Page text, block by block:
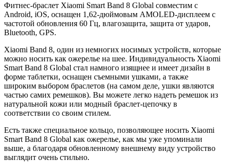
Фитнес-браслет Xiaomi Smart Band 8 Global совместим с
Android, iOS, оснащен 1,62-дюймовым AMOLED-дисплеем с
частотой обновления 60 Гц, влагозащита, защита от ударов,
Bluetooth, GPS.
Xiaomi Band 8, один из немногих носимых устройств, которые
можно носить как ожерелье на шее. Индивидуальность Xiaomi
Smart Band 8 Global стал намного изящнее и имеет дизайн в
форме таблетки, оснащен съемными ушками, а также
широким выбором браслетов (на самом деле, ушки являются
частью самих ремешков). Вы можете легко надеть ремешок из
натуральной кожи или модный браслет-цепочку в
соответствии со своим стилем.
Есть также специальное кольцо, позволяющее носить Xiaomi
Smart Band 8 Global как ожерелье, как мы уже упоминали
выше, а благодаря обновленному внешнему виду устройство
выглядит очень стильно.